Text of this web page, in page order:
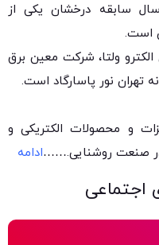
صنعتی ولتا با بیش از ۴۰ سال سابقه درخشان یکی از
است.
ولتا، شرکت معین برق
تهران نور پاسارگاد است.
و محصولات الکتریکی و
صنعت روشنایی.……ادامه
اجتماعی